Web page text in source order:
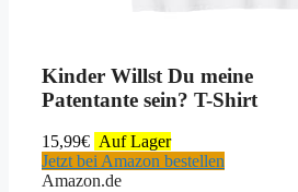
Kinder Willst Du meine
Patentante sein? T-Shirt
15,99€ Auf Lager
Jetzt bei Amazon bestellen
Amazon.de